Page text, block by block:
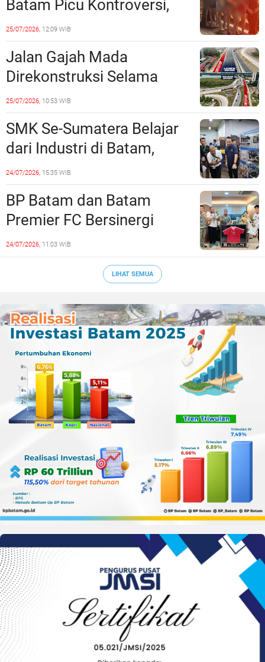
Batam Picu Kontroversi,
Dinilai Bermuatan Sensual
25/07/2026, 12:09 WIB
Jalan Gajah Mada
Direkonstruksi Selama
Empat Minggu, Ini Skema
Rekayasa Lalu Lintasnya
25/07/2026, 10:53 WIB
SMK Se-Sumatera Belajar
dari Industri di Batam,
Siapkan Lulusan Siap Kerja
Era Digital
24/07/2026, 15:35 WIB
BP Batam dan Batam
Premier FC Bersinergi
Cetak Generasi Emas
24/07/2026, 11:03 WIB
LIHAT SEMUA